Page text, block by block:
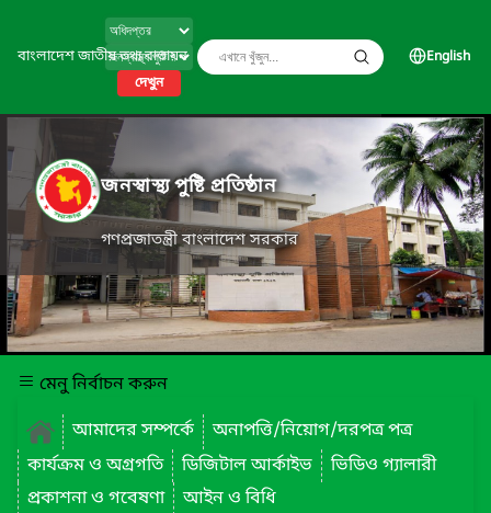
বাংলাদেশ জাতীয় তথ্য বাতায়ন
দেখুন
English
জনস্বাস্থ্য পুষ্টি প্রতিষ্ঠান
গণপ্রজাতন্ত্রী বাংলাদেশ সরকার
মেনু নির্বাচন করুন
আমাদের সম্পর্কে
অনাপত্তি/নিয়োগ/দরপত্র পত্র
কার্যক্রম ও অগ্রগতি
ডিজিটাল আর্কাইভ
ভিডিও গ্যালারী
প্রকাশনা ও গবেষণা
আইন ও বিধি